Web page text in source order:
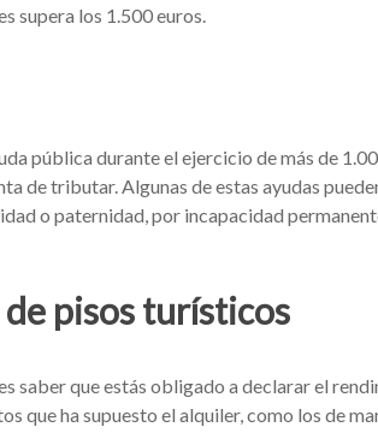
supera los 1.500 euros.
pública durante el ejercicio de más de
de tributar. Algunas de estas ayudas
o paternidad, por incapacidad
pisos turísticos
saber que estás obligado a declarar el
que ha supuesto el alquiler, como los de